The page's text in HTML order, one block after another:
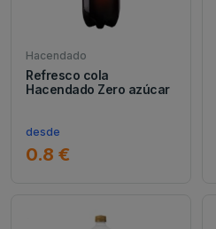
Hacendado
Refresco cola
Hacendado Zero azúcar
desde
0.8 €